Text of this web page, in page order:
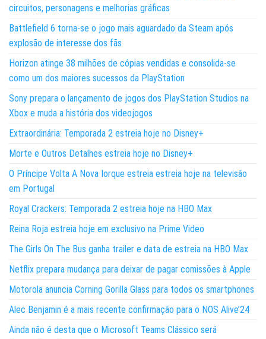
circuitos, personagens e melhorias gráficas
Battlefield 6 torna-se o jogo mais aguardado da Steam após
explosão de interesse dos fãs
Horizon atinge 38 milhões de cópias vendidas e consolida-se
como um dos maiores sucessos da PlayStation
Sony prepara o lançamento de jogos dos PlayStation Studios na
Xbox e muda a história dos videojogos
Extraordinária: Temporada 2 estreia hoje no Disney+
Morte e Outros Detalhes estreia hoje no Disney+
O Príncipe Volta A Nova Iorque estreia estreia hoje na televisão
em Portugal
Royal Crackers: Temporada 2 estreia hoje na HBO Max
Reina Roja estreia hoje em exclusivo na Prime Video
The Girls On The Bus ganha trailer e data de estreia na HBO Max
Netflix prepara mudança para deixar de pagar comissões à Apple
Motorola anuncia Corning Gorilla Glass para todos os smartphones
Alec Benjamin é a mais recente confirmação para o NOS Alive’24
Ainda não é desta que o Microsoft Teams Clássico será